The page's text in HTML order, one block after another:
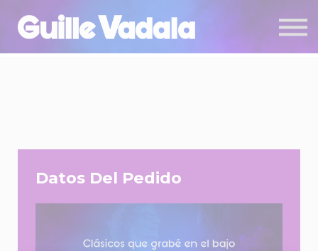
CURSOS
SIGN IN
Datos Del Pedido